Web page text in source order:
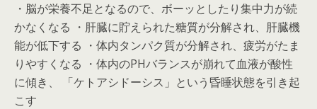
・脳が栄養不足となるので、ボーッとしたり集中力が続
かなくなる ・肝臓に貯えられた糖質が分解され、肝臓機
能が低下する ・体内タンパク質が分解され、疲労がたま
りやすくなる ・体内のPHバランスが崩れて血液が酸性
に傾き、 「ケトアシドーシス」という昏睡状態を引き起
こす